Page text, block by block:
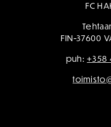
FC
FIN-37600
puh:+358